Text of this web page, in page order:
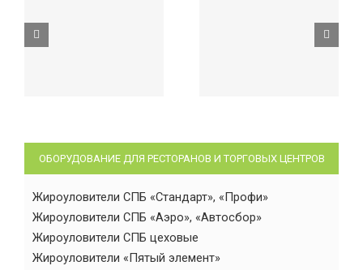
ОБОРУДОВАНИЕ ДЛЯ РЕСТОРАНОВ И ТОРГОВЫХ ЦЕНТРОВ
Жироуловители СПБ «Стандарт», «Профи»
Жироуловители СПБ «Аэро», «Автосбор»
Жироуловители СПБ цеховые
Жироуловители «Пятый элемент»